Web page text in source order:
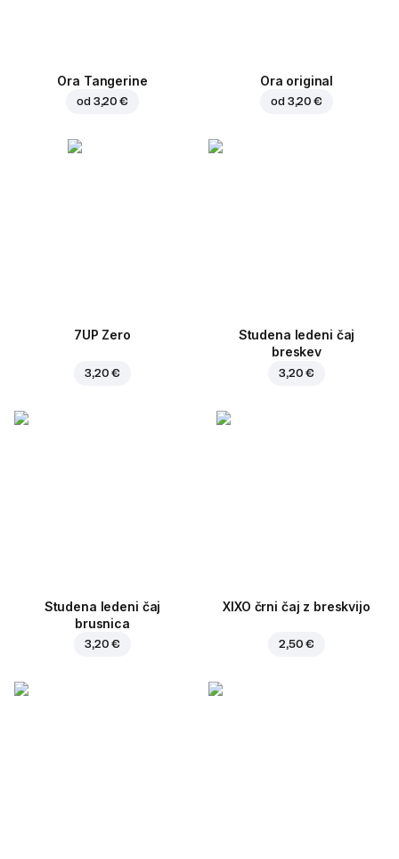
Ora Tangerine
od 3,20 €
Ora original
od 3,20 €
7UP Zero
3,20 €
Studena ledeni čaj
breskev
3,20 €
Studena ledeni čaj
brusnica
3,20 €
XIXO črni čaj z breskvijo
2,50 €